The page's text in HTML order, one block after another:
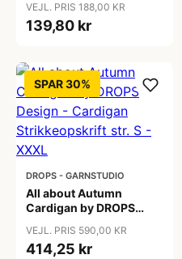
XXXL
VEJL. PRIS 188,00 KR
139,80 kr
SPAR 30%
DROPS - GARNSTUDIO
All about Autumn
Cardigan by DROPS
Strikkeopskrift str. S -
XXXL
VEJL. PRIS 590,00 KR
414,25 kr